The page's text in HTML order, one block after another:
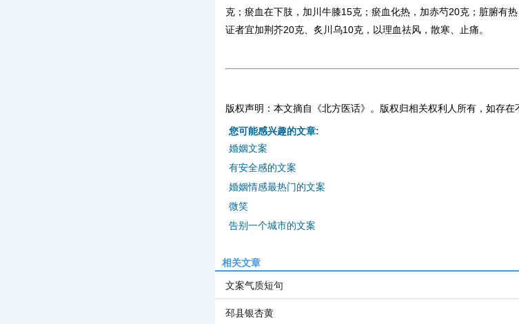
克；瘀血在下肢，加川牛膝15克；瘀血化热，加赤芍20克；脏腑有
证者宜加荆芥20克、炙川乌10克，以理血祛风，散寒、止痛。
版权声明：本文摘自《北方医话》。版权归相关权利人所有，如存在
您可能感兴趣的文章:
婚姻文案
有安全感的文案
婚姻情感最热门的文案
微笑
告别一个城市的文案
相关文章
文案气质短句
邳县银杏黄